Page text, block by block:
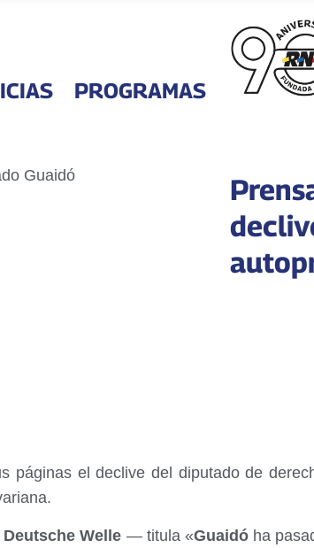
PROGRAMAS
páginas el declive del diputado de
Deutsche Welle — titula «Guaidóha